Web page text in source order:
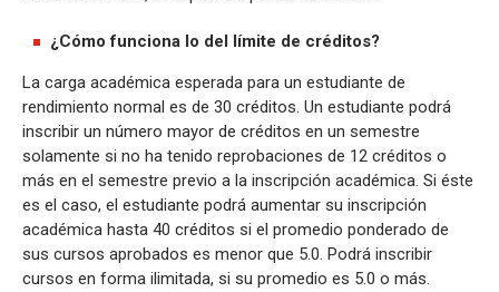
¿Cómo funciona lo del límite de créditos?
La carga académica esperada para un estudiante de
rendimiento normal es de 30 créditos. Un estudiante podrá
inscribir un número mayor de créditos en un semestre
solamente si no ha tenido reprobaciones de 12 créditos o
más en el semestre previo a la inscripción académica. Si éste
es el caso, el estudiante podrá aumentar su inscripción
académica hasta 40 créditos si el promedio ponderado de
sus cursos aprobados es menor que 5.0. Podrá inscribir
cursos en forma ilimitada, si su promedio es 5.0 o más.